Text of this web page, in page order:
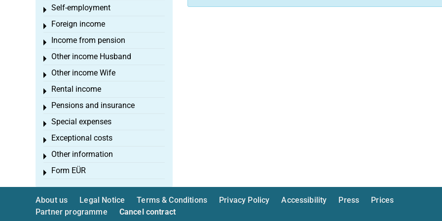
Self-employment
Toggle menu
Foreign income
Toggle menu
Income from pension
Toggle menu
Other income Husband
Toggle menu
Other income Wife
Toggle menu
Rental income
Toggle menu
Pensions and insurance
Toggle menu
Special expenses
Toggle menu
Exceptional costs
Toggle menu
Other information
Toggle menu
Form EÜR
Toggle menu
About us Legal Notice Terms & Conditions Privacy Policy Accessibility Press
Prices
Partner programme
Cancel contract